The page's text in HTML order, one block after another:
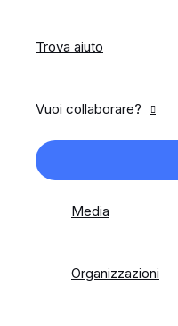
Trova aiuto
Vuoi collaborare?
Media
Organizzazioni